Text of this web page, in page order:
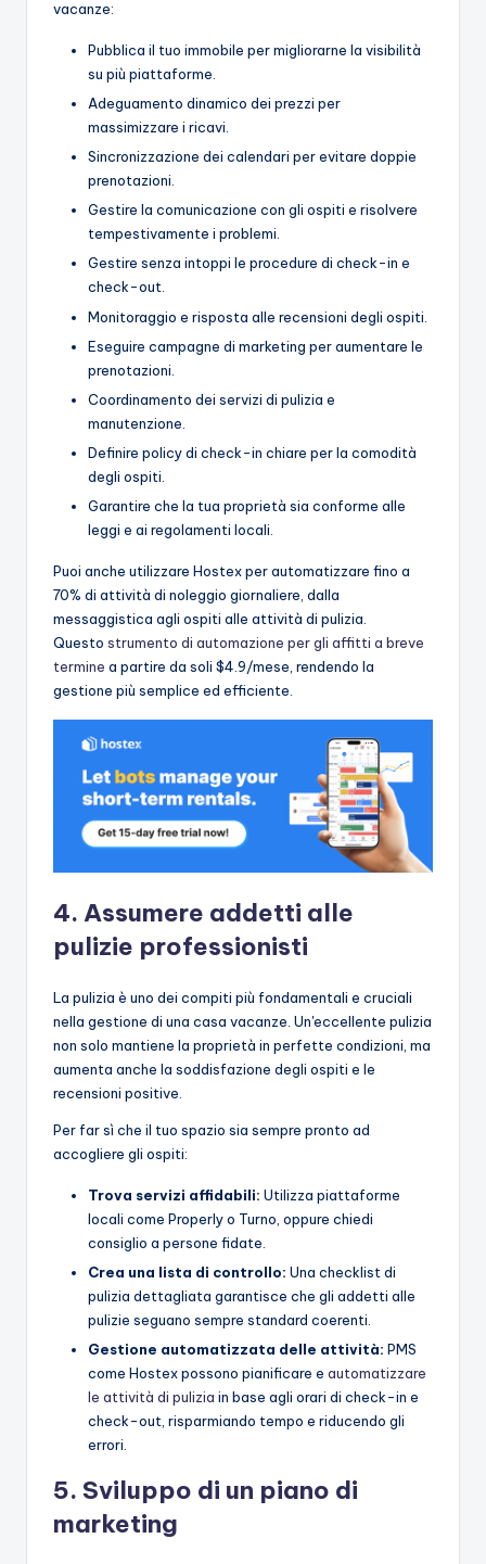
vacanze:
Pubblica il tuo immobile per migliorarne la visibilità
su più piattaforme.
Adeguamento dinamico dei prezzi per
massimizzare i ricavi.
Sincronizzazione dei calendari per evitare doppie
prenotazioni.
Gestire la comunicazione con gli ospiti e risolvere
tempestivamente i problemi.
Gestire senza intoppi le procedure di check-in e
check-out.
Monitoraggio e risposta alle recensioni degli ospiti.
Eseguire campagne di marketing per aumentare le
prenotazioni.
Coordinamento dei servizi di pulizia e
manutenzione.
Definire policy di check-in chiare per la comodità
degli ospiti.
Garantire che la tua proprietà sia conforme alle
leggi e ai regolamenti locali.
Puoi anche utilizzare Hostex per automatizzare fino a
70% di attività di noleggio giornaliere, dalla
messaggistica agli ospiti alle attività di pulizia.
Questo strumento di automazione per gli affitti a breve
termine a partire da soli $4.9/mese, rendendo la
gestione più semplice ed efficiente.
4. Assumere addetti alle
pulizie professionisti
La pulizia è uno dei compiti più fondamentali e cruciali
nella gestione di una casa vacanze. Un'eccellente pulizia
non solo mantiene la proprietà in perfette condizioni, ma
aumenta anche la soddisfazione degli ospiti e le
recensioni positive.
Per far sì che il tuo spazio sia sempre pronto ad
accogliere gli ospiti:
Trova servizi affidabili: Utilizza piattaforme
locali come Properly o Turno, oppure chiedi
consiglio a persone fidate.
Crea una lista di controllo: Una checklist di
pulizia dettagliata garantisce che gli addetti alle
pulizie seguano sempre standard coerenti.
Gestione automatizzata delle attività: PMS
come Hostex possono pianificare e automatizzare
le attività di pulizia in base agli orari di check-in e
check-out, risparmiando tempo e riducendo gli
errori.
5. Sviluppo di un piano di
marketing